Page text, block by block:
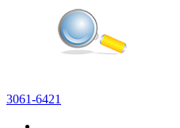
3061-6421